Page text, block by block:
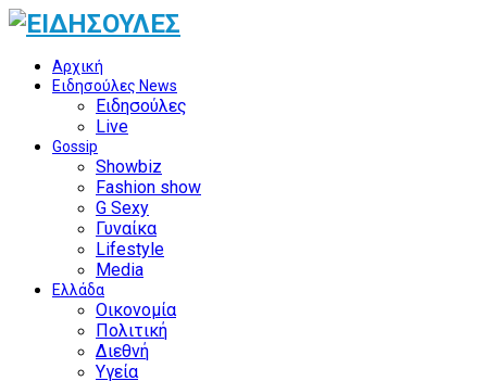
Αρχική
Ειδησούλες News
Ειδησούλες
Live
Gossip
Showbiz
Fashion show
G Sexy
Γυναίκα
Lifestyle
Media
Ελλάδα
Οικονομία
Πολιτική
Διεθνή
Υγεία